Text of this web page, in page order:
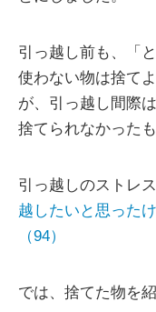
引っ越し前も、「
使わない物は捨て
が、引っ越し間際
捨てられなかった
引っ越しのストレ
越したいと思った
（94）
では、捨てた物を